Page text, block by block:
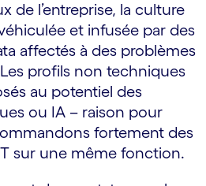
de l’entreprise, la culture
et infusée par des
affectés à des problèmes
profils non techniques
au potentiel des
ou IA – raison pour
fortement des
sur une même fonction.